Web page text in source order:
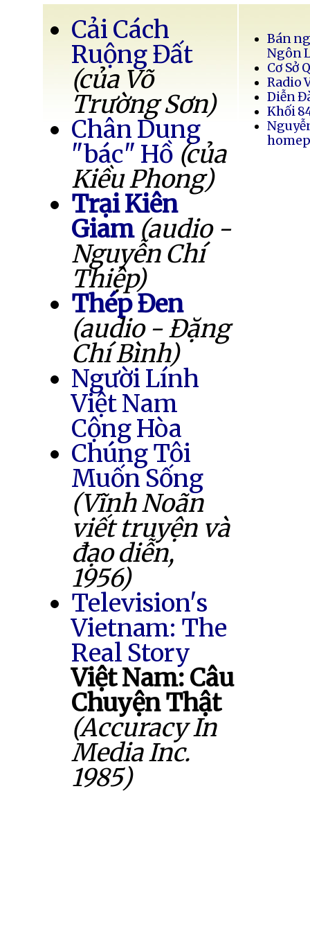
Cải Cách
Ruộng Đất
(của Võ
Trường Sơn)
Chân Dung
"bác" Hồ (của
Kiều Phong)
Trại Kiên
Giam (audio -
Nguyễn Chí
Thiệp)
Thép Đen
(audio - Đặng
Chí Bình)
Người Lính
Việt Nam
Cộng Hòa
Chúng Tôi
Muốn Sống
(Vĩnh Noãn
viết truyện và
đạo diễn,
1956)
Television's
Vietnam: The
Real Story
Việt Nam: Câu
Chuyện Thật
(Accuracy In
Media Inc.
1985)
Bán
Ngôn
Cơ Sở
Radio
Diễn
Khối